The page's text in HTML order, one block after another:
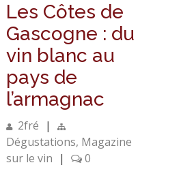
Les Côtes de
Gascogne : du
vin blanc au
pays de
l’armagnac
2fré |
Dégustations, Magazine
sur le vin | 0